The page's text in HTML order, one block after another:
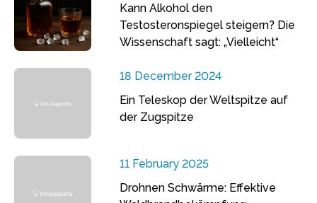
Kann Alkohol den
Testosteronspiegel steigern? Die
Wissenschaft sagt: „Vielleicht“
18 December 2024
Ein Teleskop der Weltspitze auf
der Zugspitze
11 February 2025
Drohnen Schwärme: Effektive